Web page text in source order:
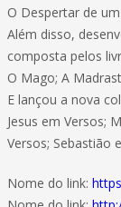
O Despertar de
Além disso,
composta pelos
O Mago; A
E lançou a nova
Jesus em Versos;
Versos; Sebastião
Nome do link: